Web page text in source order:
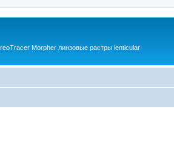
Morpher линзовые растры lenticular